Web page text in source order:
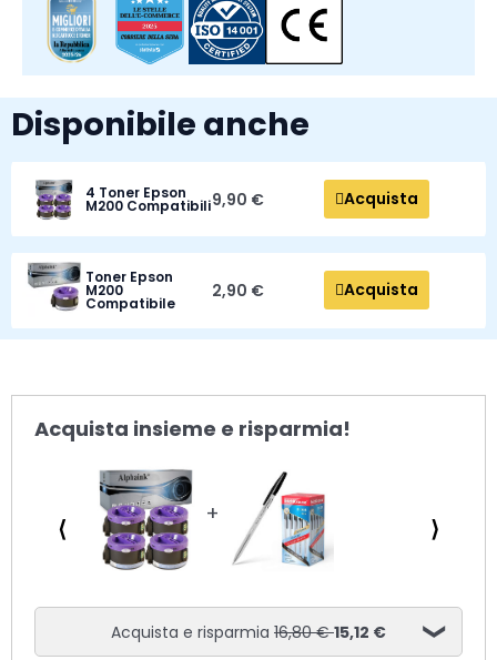
Disponibile anche
4 Toner Epson
M200 Compatibili9,90 € Acquista
Toner Epson
M200
Compatibile
2,90 € Acquista
Acquista insieme e risparmia!
⟨ ⟩
Acquista e risparmia 16,80 €15,12 €